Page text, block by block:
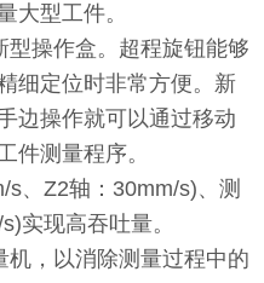
大型工件。
操作盒。超程旋钮能够
细定位时非常方便。新
边操作就可以通过移动
件测量程序。
、Z2轴：30mm/s)、测
实现高吞吐量。
，以消除测量过程中的